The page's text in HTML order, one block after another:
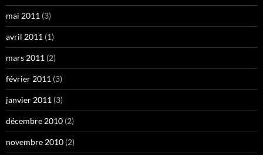
mai 2011 (3)
avril 2011 (1)
mars 2011 (2)
février 2011 (3)
janvier 2011 (3)
décembre 2010 (2)
novembre 2010 (2)